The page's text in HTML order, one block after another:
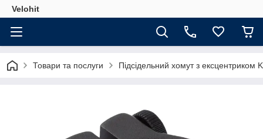
Velohit
Товари та послуги Підсідельний хомут з